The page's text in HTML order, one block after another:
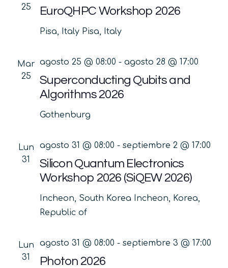
25
EuroQHPC Workshop 2026
Pisa, Italy Pisa, Italy
Mar
25
Superconducting Qubits and
Algorithms 2026
agosto 25 @ 08:00 - agosto 28 @ 17:00
Gothenburg
Lun
31
Silicon Quantum Electronics
Workshop 2026 (SiQEW 2026)
agosto 31 @ 08:00 - septiembre 2 @ 17:00
Incheon, South Korea Incheon, Korea,
Republic of
Lun
31
Photon 2026
agosto 31 @ 08:00 - septiembre 3 @ 17:00